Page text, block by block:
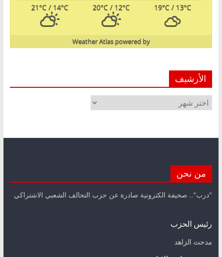
19°C/ 13°C
20°C / 12°C
21°C / 14°C
powered by
Weather Atlas
الأرشيف
الأرشيف
من نحن
"درب".. صحيفة الكترونية صادرة عن حزب التحالف الشعبي الاشتراكي
رئيس الحزب
مدحت الزاهد